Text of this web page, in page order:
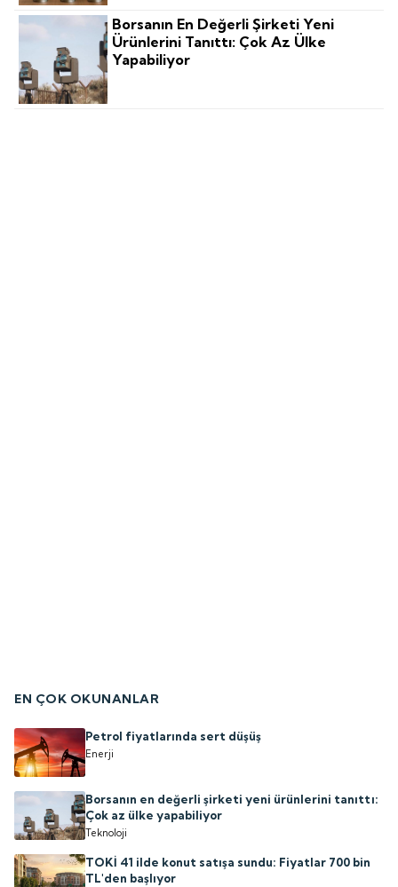
Borsanın En Değerli Şirketi Yeni
Ürünlerini Tanıttı: Çok Az Ülke
Yapabiliyor
EN ÇOK OKUNANLAR
Petrol fiyatlarında sert düşüş
Enerji
Borsanın en değerli şirketi yeni ürünlerini tanıttı:
Çok az ülke yapabiliyor
Teknoloji
TOKİ 41 ilde konut satışa sundu: Fiyatlar 700 bin
TL'den başlıyor